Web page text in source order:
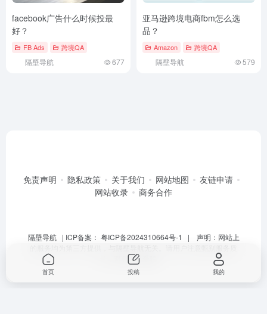
facebook广告什么时候投最
好？
FB Ads 跨境QA
隔壁导航 677
亚马逊跨境电商fbm怎么选
品？
Amazon 跨境QA
隔壁导航 579
免责声明 隐私政策 关于我们 网站地图
友链申请
网站收录
商务合作
隔壁导航| ICP备案： 粤ICP备2024310664号-1 | 声明：网站上
量，避免上当受骗。
首页 投稿 我的